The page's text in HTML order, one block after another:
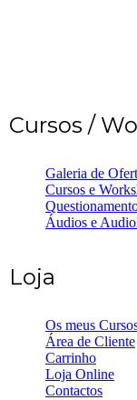
Cursos /
Galeria de
Cursos e
Áudios e
Loja
Os meus
Área de Cliente
Carrinho
Loja Online
Contactos